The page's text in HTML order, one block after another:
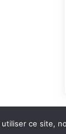
ce site,